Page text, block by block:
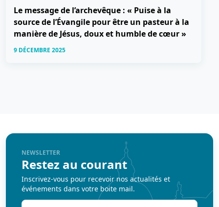
Le message de l’archevêque : « Puise à la
source de l’Évangile pour être un pasteur à la
manière de Jésus, doux et humble de cœur »
9 DÉCEMBRE 2025
NEWSLETTER
Restez au courant
Inscrivez-vous pour recevoir nos actualités et
événements dans votre boite mail.
Votre